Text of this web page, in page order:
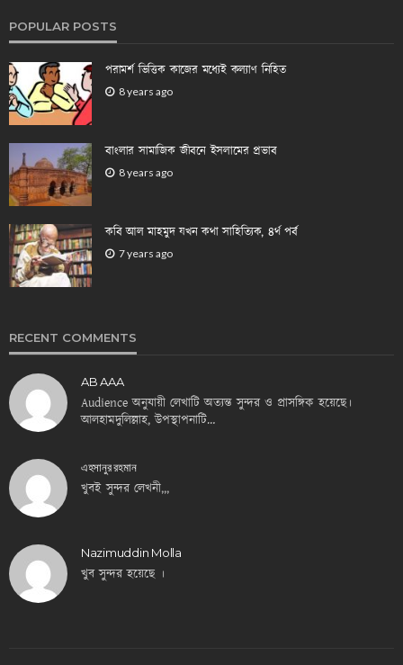
POPULAR POSTS
পরামর্শ ভিত্তিক কাজের মধ্যেই কল্যাণ নিহিত
8 years ago
বাংলার সামাজিক জীবনে ইসলামের প্রভাব
8 years ago
কবি আল মাহমুদ যখন কথা সাহিত্যিক, ৪র্থ পর্ব
7 years ago
RECENT COMMENTS
AB AAA
Audience অনুযায়ী লেখাটি অত্যন্ত সুন্দর ও প্রাসঙ্গিক হয়েছে।
আলহামদুলিল্লাহ, উপস্থাপনাটি…
এহসানুর রহমান
খুবই সুন্দর লেখনী,,,
Nazimuddin Molla
খুব সুন্দর হয়েছে ।